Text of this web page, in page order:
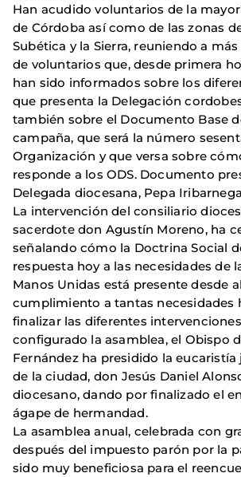
Han acudido voluntarios de la
de Córdoba así como de las zonas
Subética y la Sierra, reuniendo a
de voluntarios que, desde primera
han sido informados sobre los
que presenta la Delegación
también sobre el Documento Base
campaña, que será la número
Organización y que versa sobre
responde a los ODS. Documento
Delegada diocesana, Pepa
La intervención del consiliario
sacerdote don Agustín Moreno, ha
señalando cómo la Doctrina Social
respuesta hoy a las necesidades de
Manos Unidas está presente desde
cumplimiento a tantas necesidades
finalizar las diferentes
configurado la asamblea, el Obispo
Fernández ha presidido la
de la ciudad, don Jesús Daniel
diocesano, dando por finalizado el
ágape de hermandad.
La asamblea anual, celebrada con
después del impuesto parón por la
sido muy beneficiosa para el